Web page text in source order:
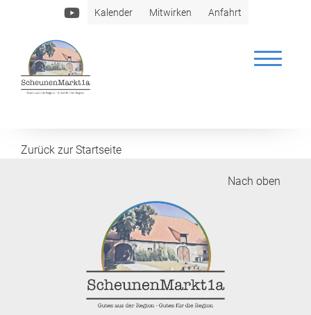
Kalender Mitwirken Anfahrt
Zurück zur Startseite
Nach oben